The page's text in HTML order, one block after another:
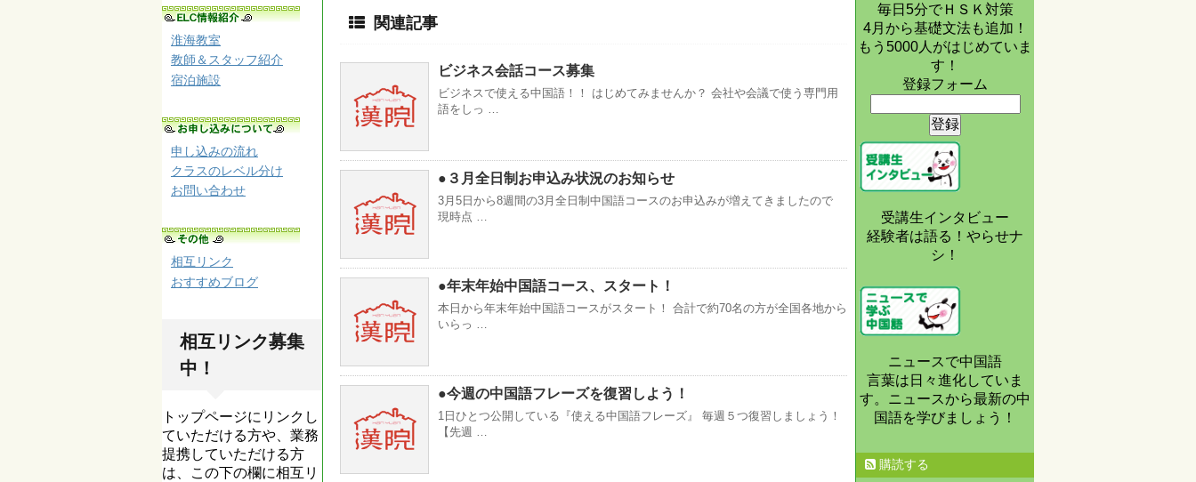
関連記事
ビジネス会話コース募集
ビジネスで使える中国語！！ はじめてみませんか？ 会社や会議で使う専門用
語をしっ …
●３月全日制お申込み状況のお知らせ
3月5日から8週間の3月全日制中国語コースのお申込みが増えてきましたので
現時点 …
●年末年始中国語コース、スタート！
本日から年末年始中国語コースがスタート！ 合計で約70名の方が全国各地から
いらっ …
●今週の中国語フレーズを復習しよう！
1日ひとつ公開している『使える中国語フレーズ』 毎週５つ復習しましょう！
【先週 …
毎日5分でＨＳＫ対策
4月から基礎文法も追加！
もう5000人がはじめていま
す！
登録フォーム
受講生インタビュー
経験者は語る！やらせナ
シ！
ニュースで中国語
言葉は日々進化していま
す。ニュースから最新の中
国語を学びましょう！
購読する
淮海教室
教師＆スタッフ紹介
宿泊施設
申し込みの流れ
クラスのレベル分け
お問い合わせ
相互リンク
おすすめブログ
相互リンク募集
中！
トップページにリンクし
ていただける方や、業務
提携していただける方
は、この下の欄に相互リ